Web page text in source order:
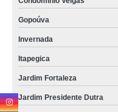
Gopoúva
Invernada
Itapegica
Jardim Fortaleza
Jardim Presidente Dutra